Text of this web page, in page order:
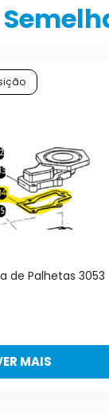
de Palhetas 3053
MAIS